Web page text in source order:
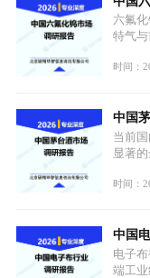
需资
六氟
特气
沉积
密制
时间：
中国
当前
显著
道。
业。
时间：
中国
电子
端工